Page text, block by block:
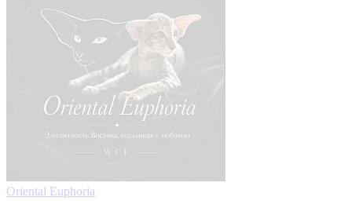
Oriental Euphoria